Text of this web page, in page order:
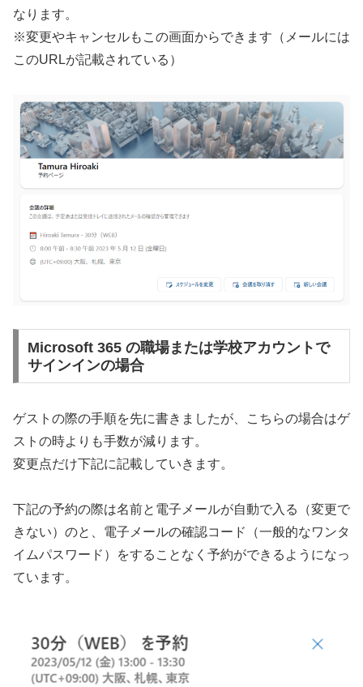
なります。
※変更やキャンセルもこの画面からできます（メールには
このURLが記載されている）
Microsoft 365 の職場または学校アカウントで
サインインの場合
ゲストの際の手順を先に書きましたが、こちらの場合はゲ
ストの時よりも手数が減ります。
変更点だけ下記に記載していきます。
下記の予約の際は名前と電子メールが自動で入る（変更で
きない）のと、電子メールの確認コード（一般的なワンタ
イムパスワード）をすることなく予約ができるようになっ
ています。